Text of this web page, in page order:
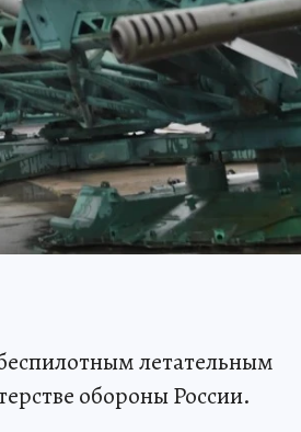
летательным
обороны России.